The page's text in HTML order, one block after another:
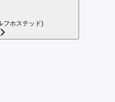
フホステッド)